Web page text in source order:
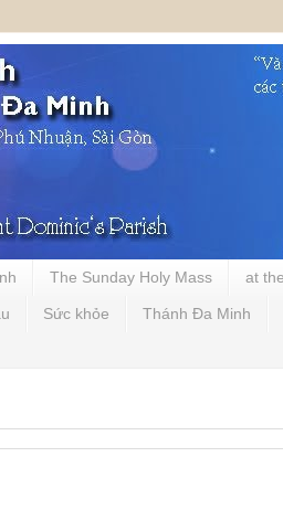
The Sunday Holy Mass at
Sức khỏe Thánh Đa Minh